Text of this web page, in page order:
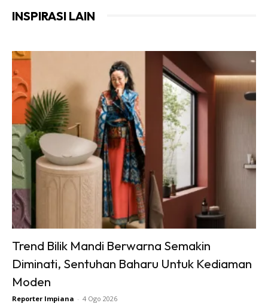
INSPIRASI LAIN
Trend Bilik Mandi Berwarna Semakin
Diminati, Sentuhan Baharu Untuk Kediaman
Moden
Reporter Impiana - 4 Ogo 2026